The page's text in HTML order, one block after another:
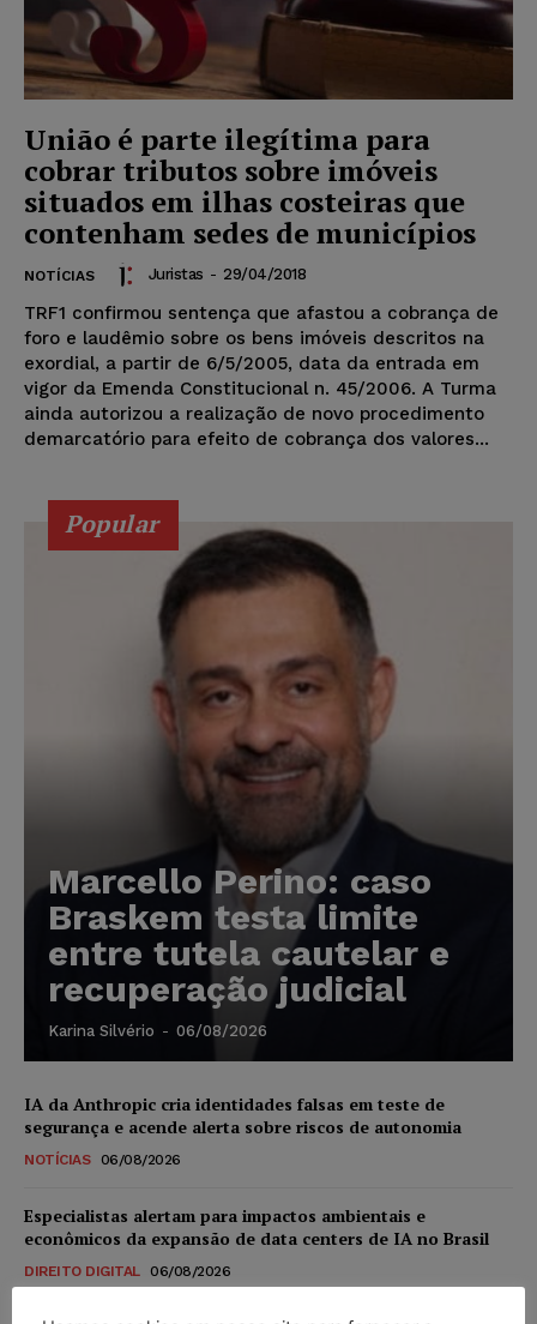
União é parte ilegítima para
cobrar tributos sobre imóveis
situados em ilhas costeiras que
contenham sedes de municípios
NOTÍCIAS Juristas - 29/04/2018
TRF1 confirmou sentença que afastou a cobrança de
foro e laudêmio sobre os bens imóveis descritos na
exordial, a partir de 6/5/2005, data da entrada em
vigor da Emenda Constitucional n. 45/2006. A Turma
ainda autorizou a realização de novo procedimento
demarcatório para efeito de cobrança dos valores...
Popular
Marcello Perino: caso
Braskem testa limite
entre tutela cautelar e
recuperação judicial
Karina Silvério - 06/08/2026
IA da Anthropic cria identidades falsas em teste de
segurança e acende alerta sobre riscos de autonomia
NOTÍCIAS 06/08/2026
Especialistas alertam para impactos ambientais e
econômicos da expansão de data centers de IA no Brasil
DIREITO DIGITAL 06/08/2026